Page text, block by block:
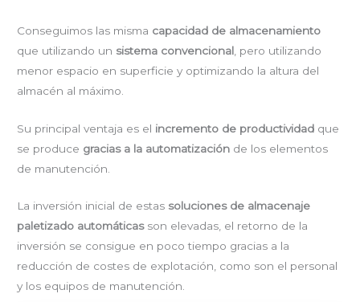
Conseguimos las misma capacidad de almacenamiento
que utilizando un sistema convencional , pero utilizando
menor espacio en superficie y optimizando la altura del
almacén al máximo.
Su principal ventaja es el incremento de productividad que
se produce gracias a la automatización de los elementos
de manutención.
La inversión inicial de estas soluciones de almacenaje
paletizado automáticasson elevadas, el retorno de la
inversión se consigue en poco tiempo gracias a la
reducción de costes de explotación, como son el personal
y los equipos de manutención.